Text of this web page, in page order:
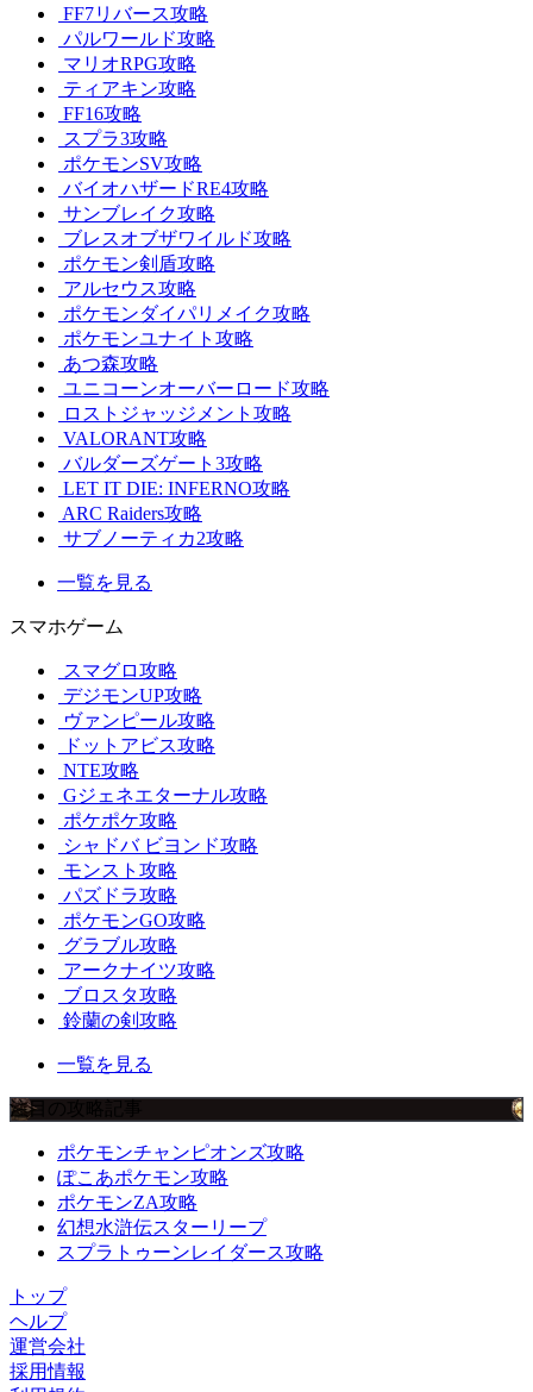
FF7リバース攻略
パルワールド攻略
マリオRPG攻略
ティアキン攻略
FF16攻略
スプラ3攻略
ポケモンSV攻略
バイオハザードRE4攻略
サンブレイク攻略
ブレスオブザワイルド攻略
ポケモン剣盾攻略
アルセウス攻略
ポケモンダイパリメイク攻略
ポケモンユナイト攻略
あつ森攻略
ユニコーンオーバーロード攻略
ロストジャッジメント攻略
VALORANT攻略
バルダーズゲート3攻略
LET IT DIE: INFERNO攻略
ARC Raiders攻略
サブノーティカ2攻略
一覧を見る
スマホゲーム
スマグロ攻略
デジモンUP攻略
ヴァンピール攻略
ドットアビス攻略
NTE攻略
Gジェネエターナル攻略
ポケポケ攻略
シャドバ ビヨンド攻略
モンスト攻略
パズドラ攻略
ポケモンGO攻略
グラブル攻略
アークナイツ攻略
ブロスタ攻略
鈴蘭の剣攻略
一覧を見る
注目の攻略記事
ポケモンチャンピオンズ攻略
ぽこあポケモン攻略
ポケモンZA攻略
幻想水滸伝スターリープ
スプラトゥーンレイダース攻略
トップ
ヘルプ
運営会社
採用情報